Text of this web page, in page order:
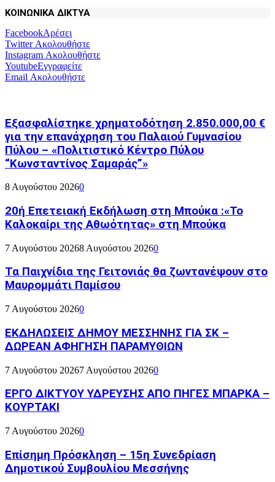
ΚΟΙΝΩΝΙΚΑ ΔΙΚΤΥΑ
FacebookΑρέσει
TwitterΑκολουθήστε
Instagram Ακολουθήστε
YoutubeΕγγραφείτε
Email Ακολουθήστε
Εξασφαλίστηκε χρηματοδότηση 2.850.000,00 €
για την επανάχρηση του Παλαιού Γυμνασίου
Πύλου – «Πολιτιστικό Κέντρο Πύλου
“Κωνσταντίνος Σαμαράς”»
8 Αυγούστου 20260
20ή Επετειακή Εκδήλωση στη Μπούκα :«Το
Καλοκαίρι της Αθωότητας» στη Μπούκα
7 Αυγούστου 20268 Αυγούστου 20260
Τα Παιχνίδια της Γειτονιάς θα ζωντανέψουν στο
Μαυρομμάτι Παμίσου
7 Αυγούστου 20260
ΕΚΔΗΛΩΣΕΙΣ ΔΗΜΟΥ ΜΕΣΣΗΝΗΣ ΓΙΑ ΣΚ –
ΔΩΡΕΑΝ ΑΦΗΓΗΣΗ ΠΑΡΑΜΥΘΙΩΝ
7 Αυγούστου 20267 Αυγούστου 20260
ΕΡΓΟ ΔΙΚΤΥΟΥ ΥΔΡΕΥΣΗΣ ΑΠΟ ΠΗΓΕΣ ΜΠΑΡΚΑ –
ΚΟΥΡΤΑΚΙ
7 Αυγούστου 20260
Επίσημη Πρόσκληση – 15η Συνεδρίαση
Δημοτικού Συμβουλίου Μεσσήνης